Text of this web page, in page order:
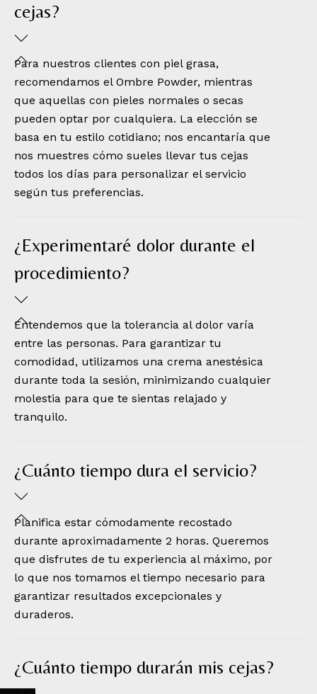
cejas?
Para nuestros clientes con piel grasa,
recomendamos el Ombre Powder, mientras
que aquellas con pieles normales o secas
pueden optar por cualquiera. La elección se
basa en tu estilo cotidiano; nos encantaría que
nos muestres cómo sueles llevar tus cejas
todos los días para personalizar el servicio
según tus preferencias.
¿Experimentaré dolor durante el
procedimiento?
Entendemos que la tolerancia al dolor varía
entre las personas. Para garantizar tu
comodidad, utilizamos una crema anestésica
durante toda la sesión, minimizando cualquier
molestia para que te sientas relajado y
tranquilo.
¿Cuánto tiempo dura el servicio?
Planifica estar cómodamente recostado
durante aproximadamente 2 horas. Queremos
que disfrutes de tu experiencia al máximo, por
lo que nos tomamos el tiempo necesario para
garantizar resultados excepcionales y
duraderos.
¿Cuánto tiempo durarán mis cejas?